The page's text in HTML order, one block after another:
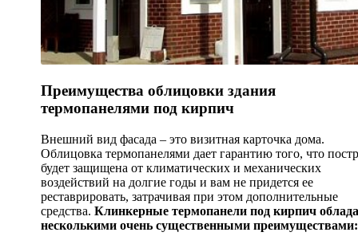
Преимущества облицовки здания
термопанелями под кирпич
Внешний вид фасада – это визитная карточка дома.
Облицовка термопанелями дает гарантию того, что
будет защищена от климатических и механических
воздействий на долгие годы и вам не придется ее
реставрировать, затрачивая при этом дополнительные
средства.Клинкерные термопанели под кирпич
несколькими очень существенными преимуществами: